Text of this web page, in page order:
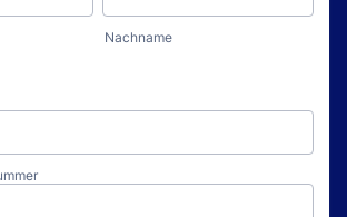
Nachname